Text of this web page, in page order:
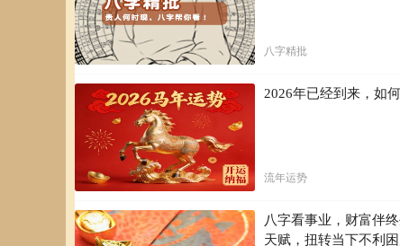
八字精批
2026年已经到来，如
流年运势
八字看事业，财富伴
天赋，扭转当下不利困